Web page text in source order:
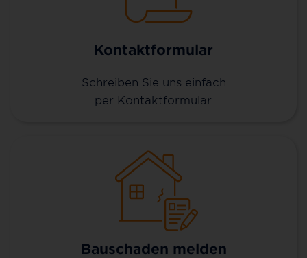
Kontaktformular
Schreiben Sie uns einfach
per Kontaktformular.
Bauschaden melden